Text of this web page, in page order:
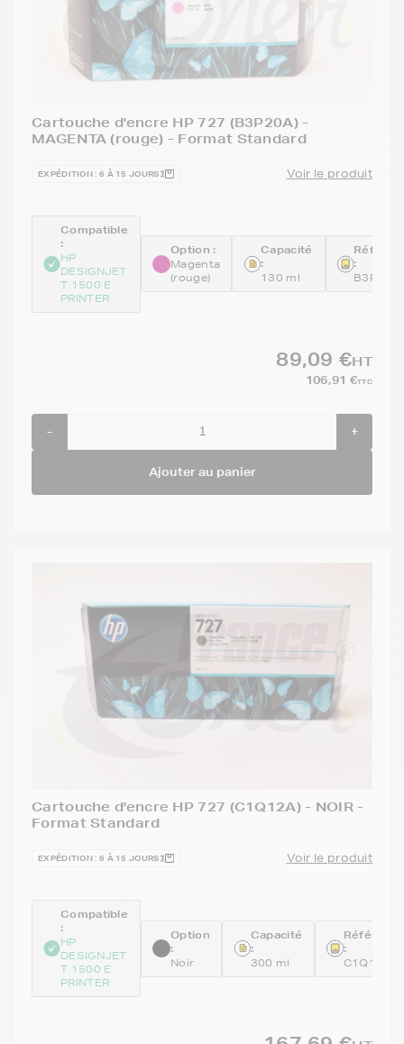
Cartouche d'encre HP 727 (B3P20A) -
MAGENTA (rouge) - Format Standard
EXPÉDITION : 6 À 15 JOURS Voir le produit
Compatible
:
HP
DESIGNJET
T 1500 E
PRINTER
Option :
Magenta
(rouge)
Capacité
:
130 ml
:
B3P20A
89,09 €HT
106,91 €TTC
- +
Ajouter au panier
Cartouche d'encre HP 727 (C1Q12A) - NOIR -
Format Standard
EXPÉDITION : 6 À 15 JOURS Voir le produit
Compatible
:
HP
DESIGNJET
T 1500 E
PRINTER
Option
:
Noir
Capacité
:
300 ml
:
C1Q12A